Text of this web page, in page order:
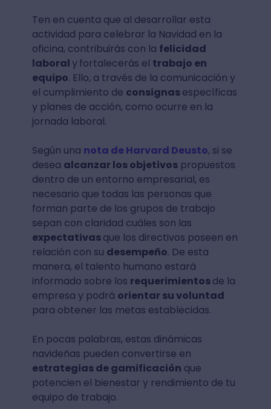
Ten en cuenta que al desarrollar esta
actividad para celebrar la Navidad en la
oficina, contribuirás con la felicidad
laboralyfortalecerás el trabajo en
equipo. Ello, a través de la comunicación y
el cumplimiento de consignasespecíficas
y planes de acción, como ocurre en la
jornada laboral.
Según una nota de Harvard Deusto, si se
desea alcanzar los objetivospropuestos
dentro de un entorno empresarial, es
necesario que todas las personas que
forman parte de los grupos de trabajo
sepan con claridad cuáles son las
expectativasque los directivos poseen en
relación con su desempeño. De esta
manera, el talento humano estará
informado sobre los requerimientosde la
empresa y podrá orientar su voluntad
para obtener las metas establecidas.
En pocas palabras, estas dinámicas
navideñas pueden convertirse en
estrategias de gamificación que
potencien el bienestar y rendimiento de tu
equipo de trabajo.